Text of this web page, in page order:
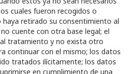
cuales fueron recogidos o
haya retirado su consentimiento al
cuente con otra base legal; el
tratamiento y no exista otro
continuar con el mismo; los datos
tratados ilícitamente; los datos
en cumplimiento de una